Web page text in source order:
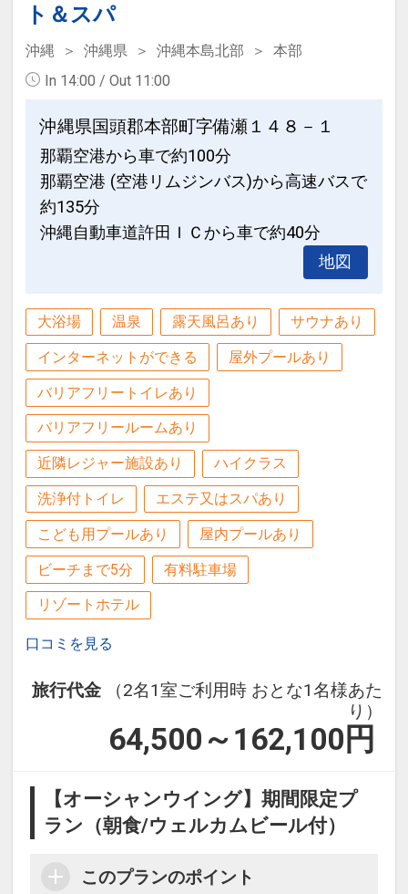
ト＆スパ
沖縄 沖縄県 沖縄本島北部
本部
In 14:00 / Out 11:00
沖縄県国頭郡本部町字備瀬１４８－１
那覇空港から車で約100分
那覇空港 (空港リムジンバス)から高速バスで
約135分
沖縄自動車道許田ＩＣから車で約40分
地図
大浴場 温泉 露天風呂あり サウナあり
インターネットができる 屋外プールあり
バリアフリートイレあり
バリアフリールームあり
近隣レジャー施設あり ハイクラス
洗浄付トイレ エステ又はスパあり
こども用プールあり 屋内プールあり
ビーチまで5分 有料駐車場
リゾートホテル
口コミを見る
旅行代金
（2名1室ご利用時 おとな1名様あた
り）
64,500～162,100 円
【オーシャンウイング】期間限定プ
ラン（朝食/ウェルカムビール付）
このプランのポイント